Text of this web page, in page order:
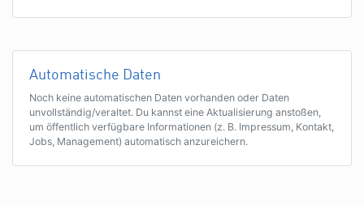
Automatische Daten
Noch keine automatischen Daten vorhanden oder Daten
unvollständig/veraltet. Du kannst eine Aktualisierung anstoßen,
um öffentlich verfügbare Informationen (z. B. Impressum, Kontakt,
Jobs, Management) automatisch anzureichern.